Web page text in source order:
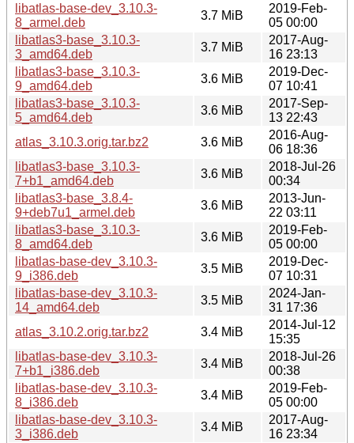
libatlas-base-dev_3.10.3-
8_armel.deb
3.7 MiB
2019-Feb-
05 00:00
libatlas3-base_3.10.3-
3_amd64.deb
3.7 MiB
2017-Aug-
16 23:13
libatlas3-base_3.10.3-
9_amd64.deb
3.6 MiB
2019-Dec-
07 10:41
libatlas3-base_3.10.3-
5_amd64.deb
3.6 MiB
2017-Sep-
13 22:43
atlas_3.10.3.orig.tar.bz2
3.6 MiB
2016-Aug-
06 18:36
libatlas3-base_3.10.3-
7+b1_amd64.deb
3.6 MiB
2018-Jul-26
00:34
libatlas3-base_3.8.4-
9+deb7u1_armel.deb
3.6 MiB
2013-Jun-
22 03:11
libatlas3-base_3.10.3-
8_amd64.deb
3.6 MiB
2019-Feb-
05 00:00
libatlas-base-dev_3.10.3-
9_i386.deb
3.5 MiB
2019-Dec-
07 10:31
libatlas-base-dev_3.10.3-
14_amd64.deb
3.5 MiB
2024-Jan-
31 17:36
atlas_3.10.2.orig.tar.bz2
3.4 MiB
2014-Jul-12
15:35
libatlas-base-dev_3.10.3-
7+b1_i386.deb
3.4 MiB
2018-Jul-26
00:38
libatlas-base-dev_3.10.3-
8_i386.deb
3.4 MiB
2019-Feb-
05 00:00
libatlas-base-dev_3.10.3-
3_i386.deb
3.4 MiB
2017-Aug-
16 23:34